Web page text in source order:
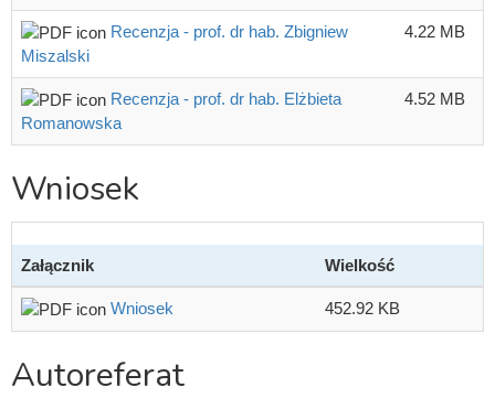
Recenzja - prof. dr hab. Zbigniew
Miszalski
4.22 MB
Recenzja - prof. dr hab. Elżbieta
Romanowska
4.52 MB
Wniosek
Załącznik Wielkość
Wniosek 452.92 KB
Autoreferat